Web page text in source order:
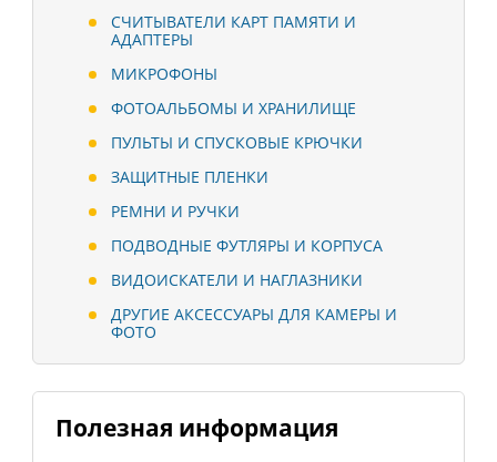
СЧИТЫВАТЕЛИ КАРТ ПАМЯТИ И
АДАПТЕРЫ
МИКРОФОНЫ
ФОТОАЛЬБОМЫ И ХРАНИЛИЩЕ
ПУЛЬТЫ И СПУСКОВЫЕ КРЮЧКИ
ЗАЩИТНЫЕ ПЛЕНКИ
РЕМНИ И РУЧКИ
ПОДВОДНЫЕ ФУТЛЯРЫ И КОРПУСА
ВИДОИСКАТЕЛИ И НАГЛАЗНИКИ
ДРУГИЕ АКСЕССУАРЫ ДЛЯ КАМЕРЫ И
ФОТО
Полезная информация